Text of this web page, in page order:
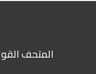
المتحف